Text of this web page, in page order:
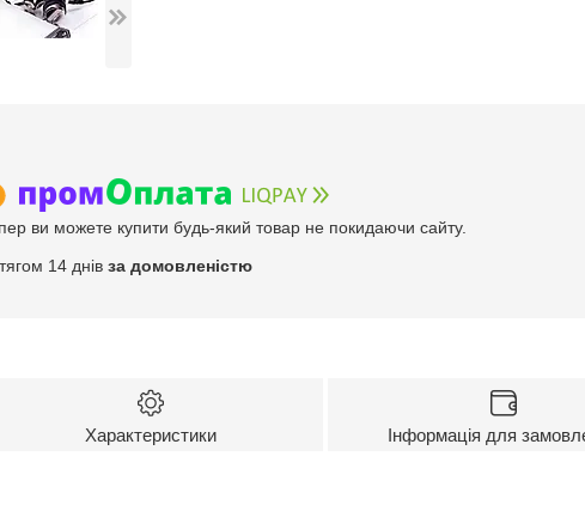
ви можете купити будь-який товар не покидаючи сайту.
14 днів за домовленістю
Характеристики Інформація для